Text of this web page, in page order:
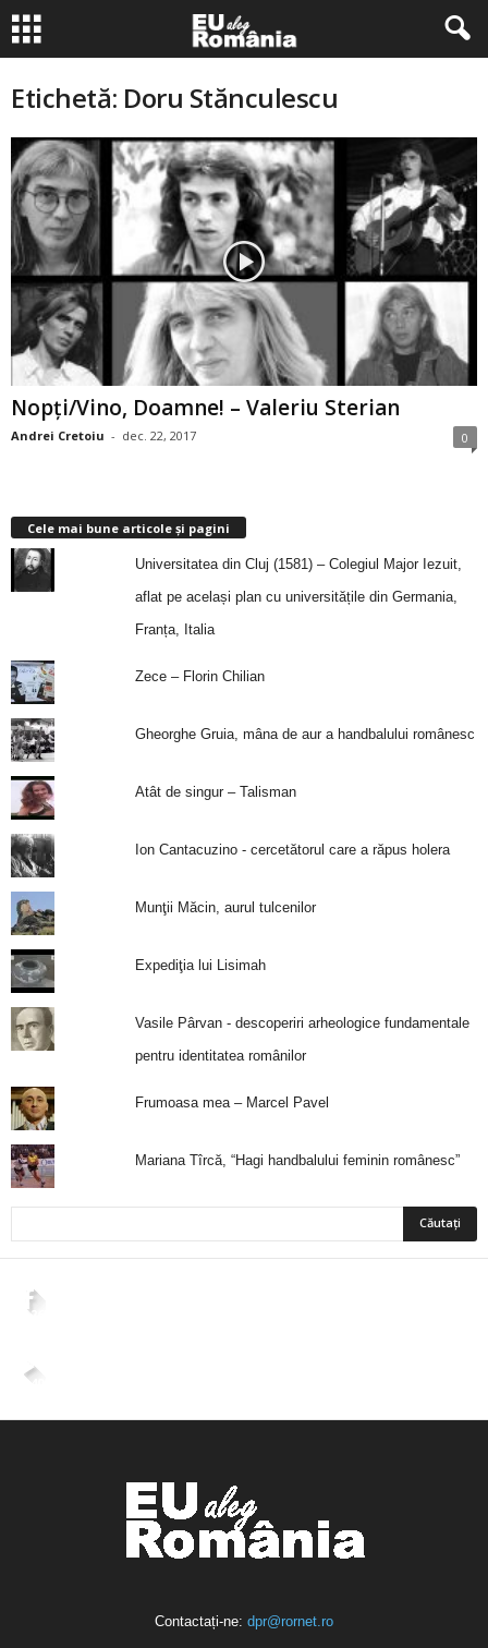
Etichetă: Doru Stănculescu
Nopţi/Vino, Doamne! – Valeriu Sterian
Andrei Cretoiu - dec. 22, 2017 0
Cele mai bune articole și pagini
Universitatea din Cluj (1581) – Colegiul Major Iezuit,
aflat pe același plan cu universitățile din Germania,
Franța, Italia
Zece – Florin Chilian
Gheorghe Gruia, mâna de aur a handbalului românesc
Atât de singur – Talisman
Ion Cantacuzino - cercetătorul care a răpus holera
Munţii Măcin, aurul tulcenilor
Expediţia lui Lisimah
Vasile Pârvan - descoperiri arheologice fundamentale
pentru identitatea românilor
Frumoasa mea – Marcel Pavel
Mariana Tîrcă, “Hagi handbalului feminin românesc”
2,265
4,400
Contactați-ne: dpr@rornet.ro